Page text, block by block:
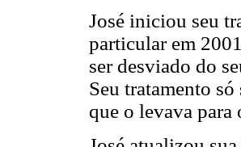
José iniciou seu
particular em
ser desviado do
Seu tratamento
que o levava para